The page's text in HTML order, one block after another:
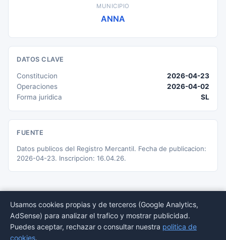
MUNICIPIO
ANNA
DATOS CLAVE
Constitucion
2026-04-23
Operaciones
2026-04-02
Forma juridica
SL
FUENTE
Datos publicos del Registro Mercantil. Fecha de publicacion:
2026-04-23. Inscripcion: 16.04.26.
© 2026 BORMEDirectorio — Datos publicos del Registro Mercantil
Provincias
Usamos cookies propias y de terceros (Google Analytics,
AdSense) para analizar el trafico y mostrar publicidad.
Puedes aceptar, rechazar o consultar nuestra politica de
cookies.